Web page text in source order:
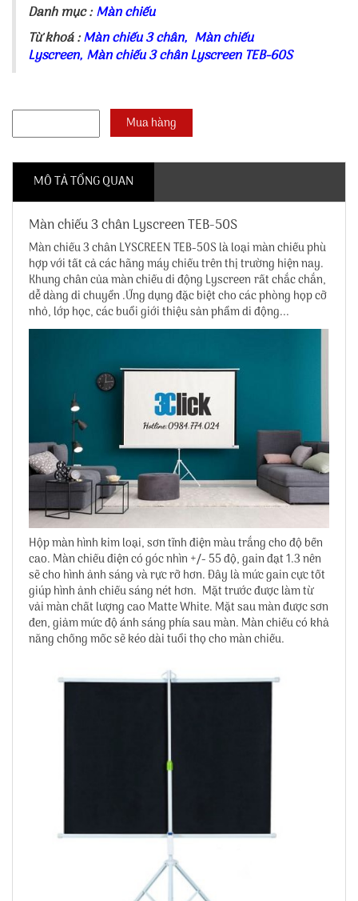
Danh mục :Màn chiếu
Từ khoá :Màn chiếu 3 chân, Màn chiếu
Lyscreen, Màn chiếu 3 chân Lyscreen TEB-60S
MÔ TẢ TỔNG QUAN
Màn chiếu 3 chân Lyscreen TEB-50S
Màn chiếu 3 chân LYSCREEN TEB-50S là loại màn chiếu phù
hợp với tất cả các hãng máy chiếu trên thị trường hiện nay.
Khung chân của màn chiếu di động Lyscreen rất chắc chắn,
dễ dàng di chuyển .Ứng dụng đặc biệt cho các phòng họp cỡ
nhỏ, lớp học, các buổi giới thiệu sản phẩm di động...
Hộp màn hình kim loại, sơn tĩnh điện màu trắng cho độ bền
cao. Màn chiếu điện có góc nhìn +/- 55 độ, gain đạt 1.3 nên
sẽ cho hình ảnh sáng và rực rỡ hơn. Đây là mức gain cực tốt
giúp hình ảnh chiếu sáng nét hơn. Mặt trước được làm từ
vải màn chất lượng cao Matte White. Mặt sau màn được sơn
đen, giảm mức độ ánh sáng phía sau màn. Màn chiếu có khả
năng chống mốc sẽ kéo dài tuổi thọ cho màn chiếu.